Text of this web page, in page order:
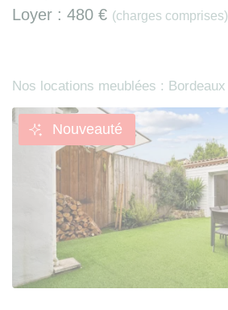
Loyer : 480 € (charges comprises)
Nos locations meublées : Bordeaux
Nouveauté